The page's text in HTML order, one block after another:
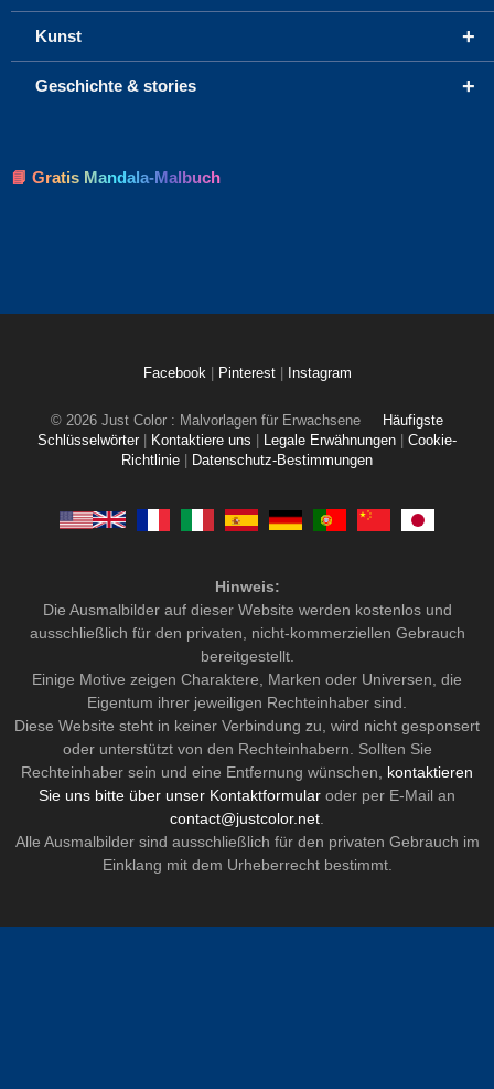
+
Kunst
+
Geschichte & stories
📘 Gratis Mandala-Malbuch
Facebook Pinterest Instagram
© 2026 Just Color : Malvorlagen für Erwachsene
Häufigste
Schlüsselwörter
Kontaktiere uns Legale Erwähnungen
Cookie-
Richtlinie
Datenschutz-Bestimmungen
Hinweis:
Die Ausmalbilder auf dieser Website werden kostenlos und
ausschließlich für den privaten, nicht-kommerziellen Gebrauch
bereitgestellt.
Einige Motive zeigen Charaktere, Marken oder Universen, die
Eigentum ihrer jeweiligen Rechteinhaber sind.
Diese Website steht in keiner Verbindung zu, wird nicht gesponsert
oder unterstützt von den Rechteinhabern. Sollten Sie
Rechteinhaber sein und eine Entfernung wünschen, kontaktieren
Sie uns bitte über unser Kontaktformular oder per E-Mail an
contact@justcolor.net
Alle Ausmalbilder sind ausschließlich für den privaten Gebrauch im
Einklang mit dem Urheberrecht bestimmt.